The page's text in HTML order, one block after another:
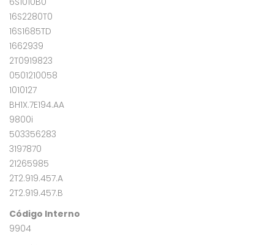
16S2280T0
16S1685TD
1662939
2T0919823
0501210058
1010127
BH1X.7E194.AA
9800i
503356283
3197870
21265985
2T2.919.457.A
2T2.919.457.B
Código Interno
9904